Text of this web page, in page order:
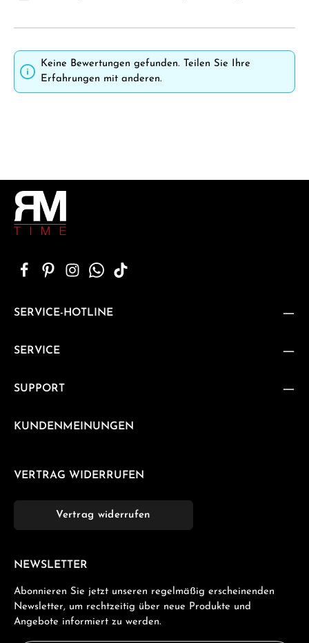
Keine Bewertungen gefunden. Teilen Sie Ihre
Erfahrungen mit anderen.
SERVICE-HOTLINE
SERVICE
SUPPORT
KUNDENMEINUNGEN
VERTRAG WIDERRUFEN
Vertrag widerrufen
NEWSLETTER
Abonnieren Sie jetzt unseren regelmäßig erscheinenden
Newsletter, um rechtzeitig über neue Produkte und
Angebote informiert zu werden.